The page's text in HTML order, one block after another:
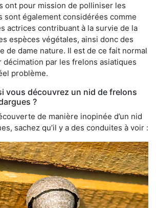
ont pour mission de polliniser les
sont également considérées comme
actrices contribuant à la survie de la
espèces végétales, ainsi donc des
de dame nature. Il est de ce fait normal
par les frelons asiatiques
problème.
vous découvrez un nid de frelons
?
de manière inopinée d’un nid
sachez qu’il y a des conduites à voir :